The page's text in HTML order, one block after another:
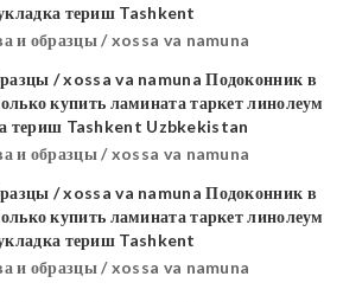
и образцы / xossa va namuna
и образцы / xossa va namuna
и образцы / xossa va namuna